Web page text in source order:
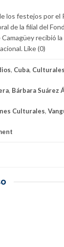
los festejos por el
de la filial del
recibió
Like (0)
, Cuba, Culturales
, Bárbara Suárez
Culturales,